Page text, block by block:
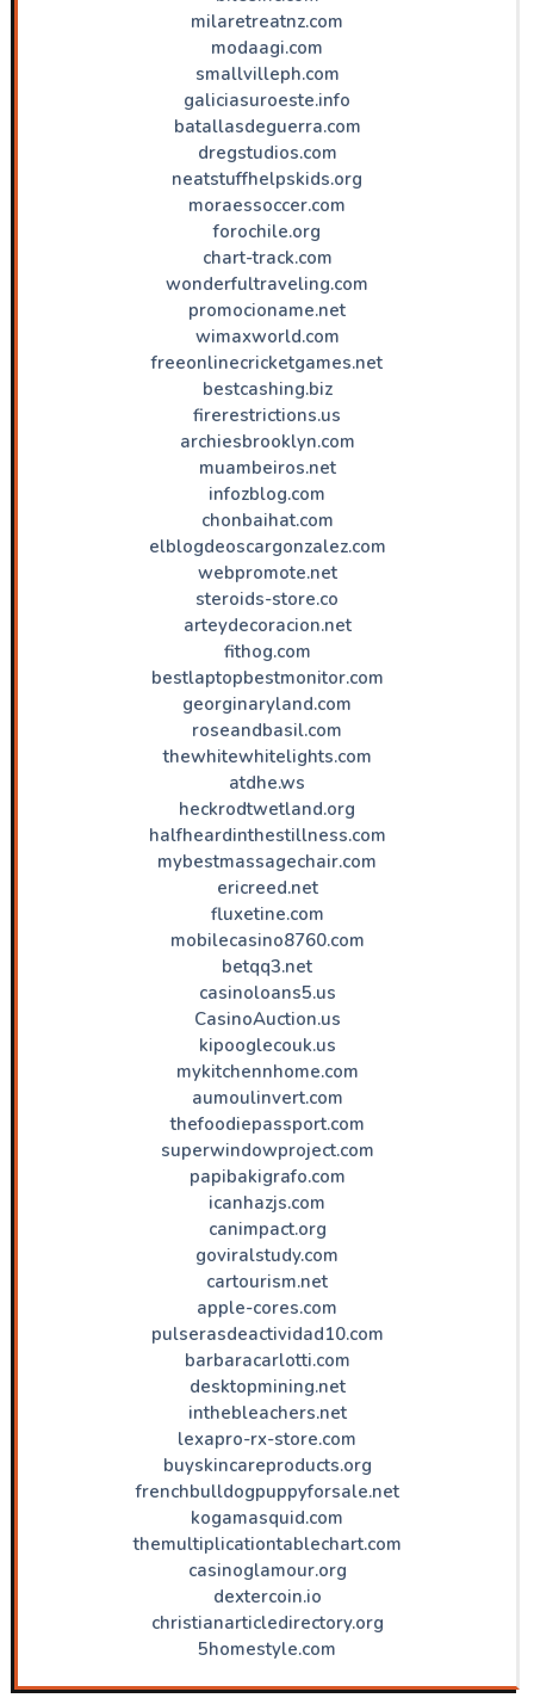
milaretreatnz.com
modaagi.com
smallvilleph.com
galiciasuroeste.info
batallasdeguerra.com
dregstudios.com
neatstuffhelpskids.org
moraessoccer.com
forochile.org
chart-track.com
wonderfultraveling.com
promocioname.net
wimaxworld.com
freeonlinecricketgames.net
bestcashing.biz
firerestrictions.us
archiesbrooklyn.com
muambeiros.net
infozblog.com
chonbaihat.com
elblogdeoscargonzalez.com
webpromote.net
steroids-store.co
arteydecoracion.net
fithog.com
bestlaptopbestmonitor.com
georginaryland.com
roseandbasil.com
thewhitewhitelights.com
atdhe.ws
heckrodtwetland.org
halfheardinthestillness.com
mybestmassagechair.com
ericreed.net
fluxetine.com
mobilecasino8760.com
betqq3.net
casinoloans5.us
CasinoAuction.us
kipooglecouk.us
mykitchennhome.com
aumoulinvert.com
thefoodiepassport.com
superwindowproject.com
papibakigrafo.com
icanhazjs.com
canimpact.org
goviralstudy.com
cartourism.net
apple-cores.com
pulserasdeactividad10.com
barbaracarlotti.com
desktopmining.net
inthebleachers.net
lexapro-rx-store.com
buyskincareproducts.org
frenchbulldogpuppyforsale.net
kogamasquid.com
themultiplicationtablechart.com
casinoglamour.org
dextercoin.io
christianarticledirectory.org
5homestyle.com